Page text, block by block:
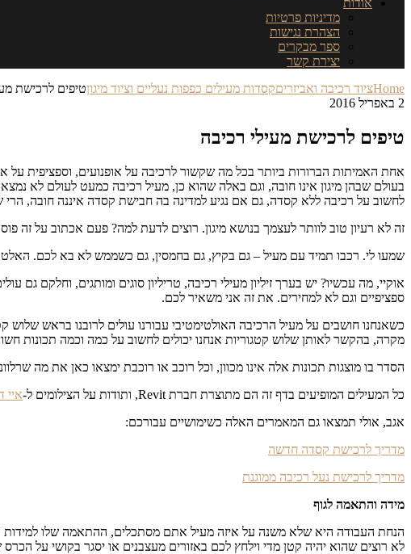
מדיניות פרטיות
הצהרת נגישות
ספר מבקרים
יצירת קשר
Homeציוד רכיבה ואביזריםקסדות מעילים כפפות נעליים וציוד מיגוןטיפים לרכישת
2 באפריל 2016
טיפים לרכישת מעילי רכיבה
אחת האמיתות הברורות ביותר בכל מה שקשור לרכיבה על אופנועים, וספציפית על
בעולם שבהן מיגון אינו חובה, וגם באלה שהוא כן, מעיל רכיבה כמעט לעולם לא
לחשוב על רכיבה ללא קסדה, גם אם נגיע למדינה בה חבישת קסדה איננה חובה, הרי
זה לא רעיון טוב לוותר לעצמך בנושא מיגון. רוצים לדעת למה? פעם אכתוב על זה
שמעו לי. רכבו תמיד עם מעיל – גם בקיץ, גם בחמסין, גם כשממש לא בא לכם.
אוקיי, מה עכשיו? יש בערך זיליון מעילי רכיבה, טריליון סוגים ומותגים, וחלקם
ספציפיים וגם לא למחירים. את זה אני משאיר לכם.
כשאנחנו חושבים על מעיל הרכיבה האולטימטיבי עבורנו עולים לרובנו בראש
מקרה, בהקשר לאותן שלוש קטגוריות אנחנו יכולים לחשוב על כמה וכמה תכונות
הסדר בו מוצגות תכונות אלה אינו מכוון, וכל רוכב או רוכבת ימצאו כאן את מה
כל המעילים המופיעים בדף זה הם מתוצרת חברת Revit, ותודות על הצילומים ל-
איי
אגב, אולי תמצאו גם המאמרים האלה כשימושיים עבורכם:
מדריך לרכישת קסדה חדשה
מדריך לרכישת נעל רכיבה ממוגנת
מידה והתאמה לגוף
הנחת העבודה היא שלא משנה על איזה מעיל אתם מסתכלים, ההתאמה שלו למידות
לא רוצים שהוא יהיה קטן מדי וילחץ לכם באזורים מעצבנים או יסגר בקושי על